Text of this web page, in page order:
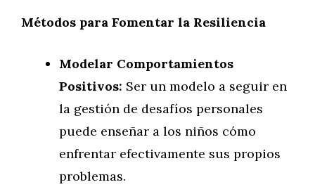
Métodos para Fomentar la Resiliencia
Modelar Comportamientos
Positivos: Ser un modelo a seguir en
la gestión de desafíos personales
puede enseñar a los niños cómo
enfrentar efectivamente sus propios
problemas.